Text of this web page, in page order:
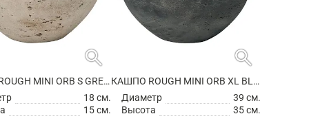
search
КАШПО ROUGH MINI ORB S GREY WASHED
18 см.
15 см.
search
КАШПО ROUGH MINI ORB XL BLACK WASHED
Диаметр
39 см.
Высота
35 см.